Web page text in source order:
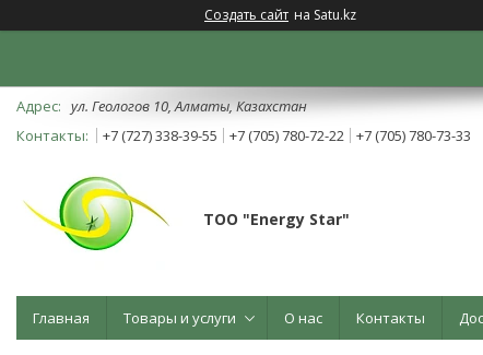
Создать сайт на Satu.kz
ул. Геологов 10, Алматы, Казахстан
+7 (727) 338-39-55
+7 (705) 780-72-22 +7 (705) 780-73-33
ТОО "Energy Star"
Главная Товары и услуги О нас Контакты